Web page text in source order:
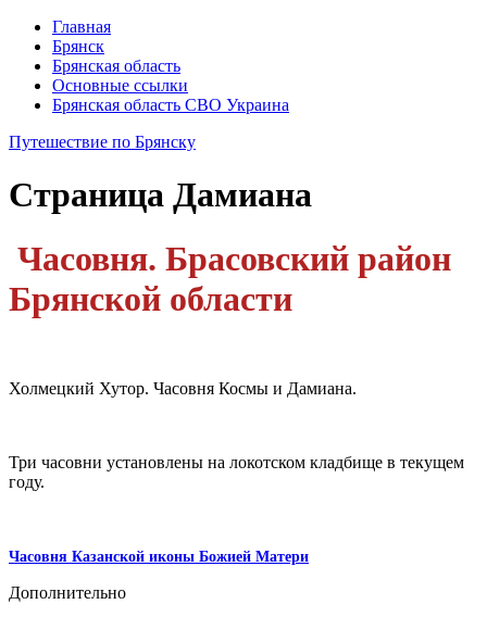
Главная
Брянск
Брянская область
Основные ссылки
Брянская область СВО Украина
Путешествие по Брянску
Страница Дамиана
Часовня. Брасовский район
Брянской области
Холмецкий Хутор. Часовня Космы и Дамиана.
Три часовни установлены на локотском кладбище в текущем
году.
Часовня Казанской иконы Божией Матери
Дополнительно